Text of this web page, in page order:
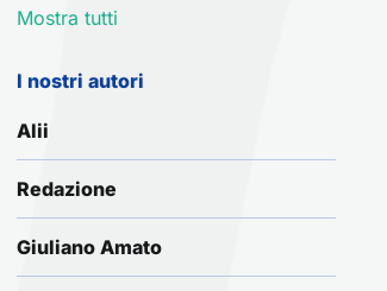
Mostra tutti
I nostri autori
Alii
Redazione
Giuliano Amato